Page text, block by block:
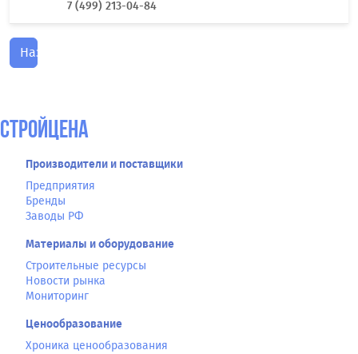
7 (499) 213-04-84
Назад
СтройЦена
Производители и поставщики
Предприятия
Бренды
Заводы РФ
Материалы и оборудование
Строительные ресурсы
Новости рынка
Мониторинг
Ценообразование
Хроника ценообразования